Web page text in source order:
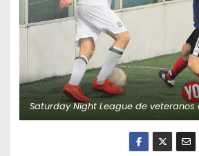
Saturday Night League de veteranos